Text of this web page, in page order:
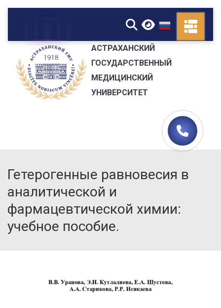
▼
АСТРАХАНСКИЙ
ГОСУДАРСТВЕННЫЙ
МЕДИЦИНСКИЙ
УНИВЕРСИТЕТ
Гетерогенные равновесия в
аналитической и
фармацевтической химии:
учебное пособие.